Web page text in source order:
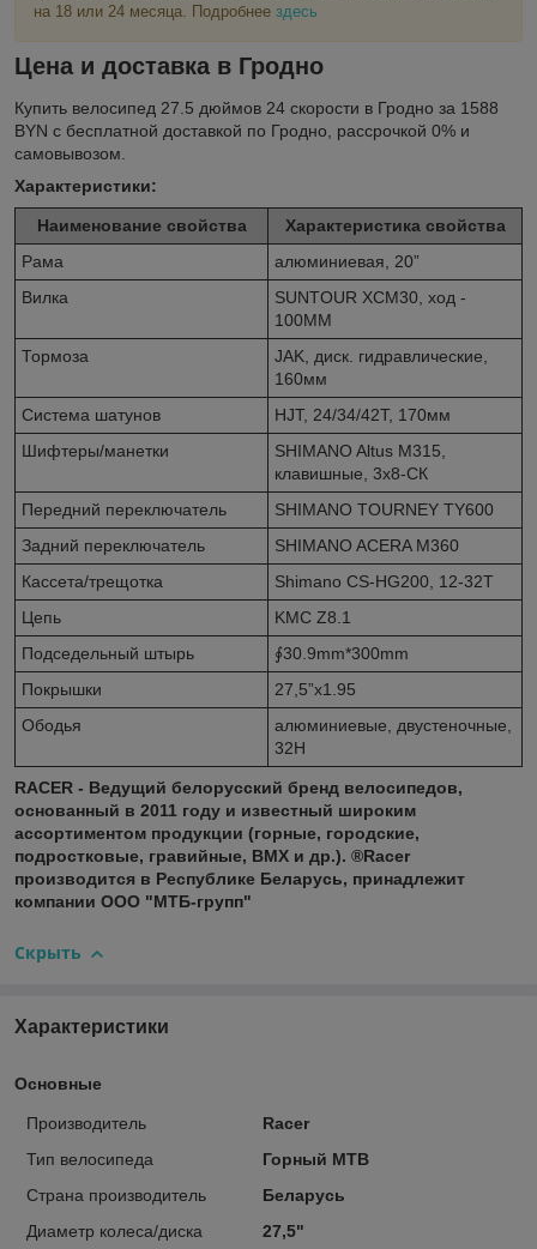
на 18 или 24 месяца. Подробнее здесь
Цена и доставка в Гродно
Купить велосипед 27.5 дюймов 24 скорости в Гродно за 1588
BYN с бесплатной доставкой по Гродно, рассрочкой 0% и
самовывозом.
Характеристики:
Наименование свойства
Характеристика свойства
Рама
алюминиевая, 20”
Вилка
SUNTOUR XCM30, ход -
100MM
Тормоза
JAK, диск. гидравлические,
160мм
Система шатунов
HJT, 24/34/42Т, 170мм
Шифтеры/манетки
SHIMANO Altus M315,
клавишные, 3х8-СК
Передний переключатель
SHIMANO TOURNEY TY600
Задний переключатель
SHIMANO ACERA M360
Кассета/трещотка
Shimano CS-HG200, 12-32Т
Цепь
KMC Z8.1
Подседельный штырь
∮30.9mm*300mm
Покрышки
27,5”х1.95
Ободья
алюминиевые, двустеночные,
32H
RACER - Ведущий белорусский бренд велосипедов,
основанный в 2011 году и известный широким
ассортиментом продукции (горные, городские,
подростковые, гравийные, BMX и др.). ®Racer
производится в Республике Беларусь, принадлежит
компании ООО "МТБ-групп"
Скрыть
Характеристики
Основные
Производитель
Racer
Тип велосипеда
Горный MTB
Страна производитель
Беларусь
Диаметр колеса/диска
27,5"